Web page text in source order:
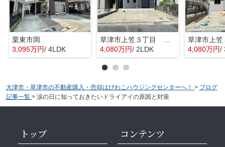
栗東市岡
3,095万円/ 4LDK
4,080万円/ 2LDK 4,080万円/
大津市・草津市の不動産購入・売却はびわこハウジングセンターへ！ > ブログ
記事一覧 > 涙の日に知っておきたいドライアイの原因と対策
トップ コンテンツ